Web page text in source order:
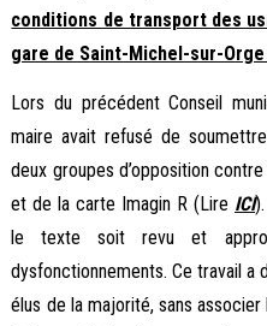
conditions de transport des
gare de Saint-Michel-sur-Orge
Lors du précédent Conseil
maire avait refusé de
deux groupes d’opposition
et de la carte Imagin R (Lire ICI
le texte soit revu et
dysfonctionnements. Ce travail
élus de la majorité, sans associer